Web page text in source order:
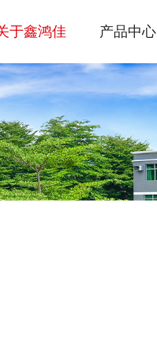
于鑫鸿佳 产品中心